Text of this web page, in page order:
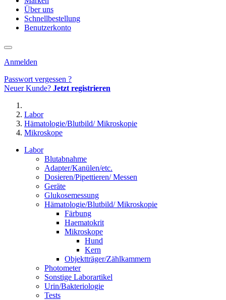
Über uns
Schnellbestellung
Benutzerkonto
Anmelden
Passwort vergessen ?
Neuer Kunde? Jetzt registrieren
Labor
Hämatologie/Blutbild/ Mikroskopie
Mikroskope
Labor
Blutabnahme
Adapter/Kanülen/etc.
Dosieren/Pipettieren/ Messen
Geräte
Glukosemessung
Hämatologie/Blutbild/ Mikroskopie
Färbung
Haematokrit
Mikroskope
Hund
Kern
Objektträger/Zählkammern
Photometer
Sonstige Laborartikel
Urin/Bakteriologie
Tests